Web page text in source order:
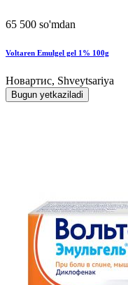
65 500 so'mdan
Voltaren Emulgel gel 1% 100g
Новартис, Shveytsariya
Bugun yetkaziladi